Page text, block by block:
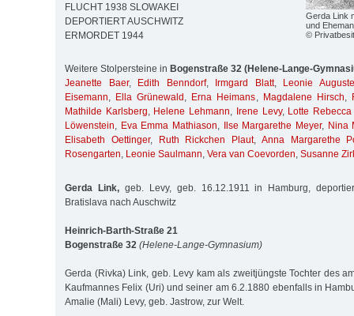
Gerda Link
und
©
FLUCHT 1938 SLOWAKEI
DEPORTIERT AUSCHWITZ
ERMORDET 1944
Weitere Stolpersteine in Bogenstraße 32 (Helene-Lange-
Jeanette Baer, Edith Benndorf, Irmgard Blatt,
Leonie
Eisemann, Ella Grünewald , Erna Heimans, Magdalene Hirsch,
Mathilde Karlsberg, Helene Lehmann, Irene Levy, Lotte
Löwenstein, Eva Emma Mathiason, Ilse Margarethe Meyer, Nina
Elisabeth Oettinger, Ruth Rickchen Plaut, Anna Margarethe
Rosengarten, Leonie Saulmann, Vera van Coevorden, Susanne
Gerda Link,geb. Levy, geb. 16.12.1911 in Hamburg,
Bratislava nach Auschwitz
Heinrich-Barth-Straße 21
Bogenstraße 32 (Helene-Lange-Gymnasium)
Gerda (Rivka) Link, geb. Levy kam als zweitjüngste Tochter des
Kaufmannes Felix (Uri) und seiner am 6.2.1880 ebenfalls in
Amalie (Mali) Levy, geb. Jastrow, zur Welt.